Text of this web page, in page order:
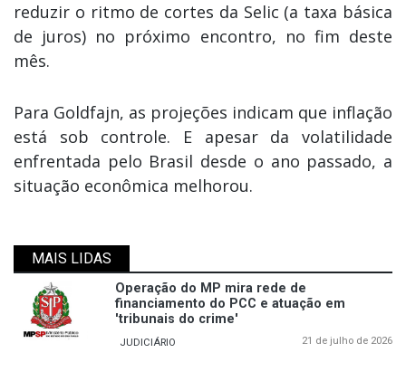
reduzir o ritmo de cortes da Selic (a taxa básica
de juros) no próximo encontro, no fim deste
mês.
Para Goldfajn, as projeções indicam que inflação
está sob controle. E apesar da volatilidade
enfrentada pelo Brasil desde o ano passado, a
situação econômica melhorou.
MAIS LIDAS
Operação do MP mira rede de
financiamento do PCC e atuação em
'tribunais do crime'
JUDICIÁRIO 21 de julho de 2026